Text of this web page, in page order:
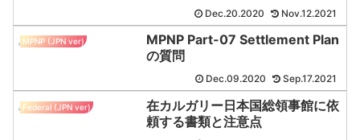
Dec.20.2020 Nov.12.2021
MPNP (JPN ver)
MPNP Part-07 Settlement Plan
の質問
Dec.09.2020 Sep.17.2021
Federal (JPN ver)
在カルガリー日本国総領事館に依
頼する書類と注意点